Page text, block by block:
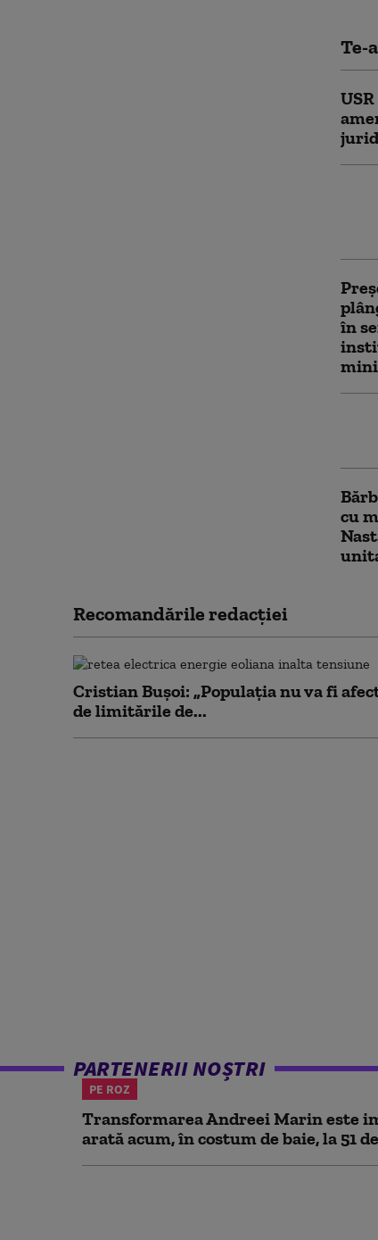
Te-
în
cu
Recomandările redacţiei
Cristian Bușoi: „Populația nu va fi
de limitările de...
PARTENERII NOȘTRI
PE ROZ
Transformarea Andreei Marin este
arată acum, în costum de baie, la 51